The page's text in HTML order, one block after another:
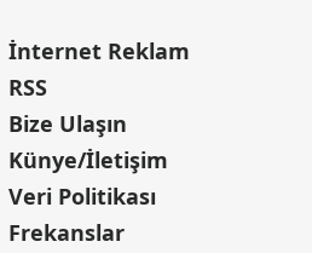
İnternet Reklam
RSS
Bize Ulaşın
Künye/İletişim
Veri Politikası
Frekanslar